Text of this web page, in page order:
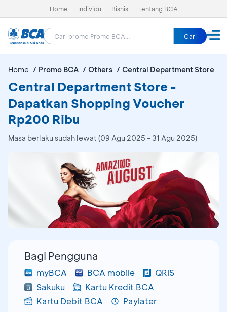
Home Individu Bisnis Tentang BCA
Cari
Home Promo BCA Others Central Department Store
Central Department Store -
Dapatkan Shopping Voucher
Rp200 Ribu
Masa berlaku sudah lewat (09 Agu 2025 - 31 Agu 2025)
Bagi Pengguna
myBCA BCA mobile
QRIS
Sakuku
Kartu Kredit BCA
Kartu Debit BCA
Paylater